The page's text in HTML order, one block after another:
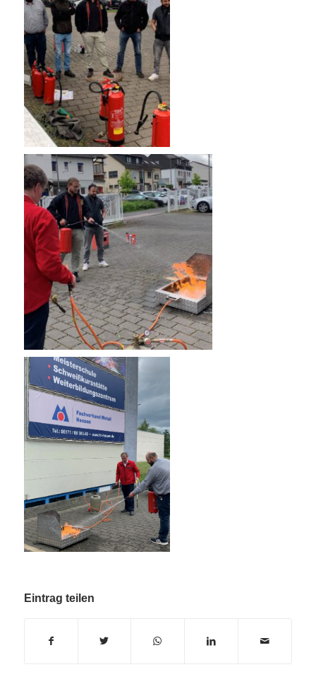
Eintrag teilen